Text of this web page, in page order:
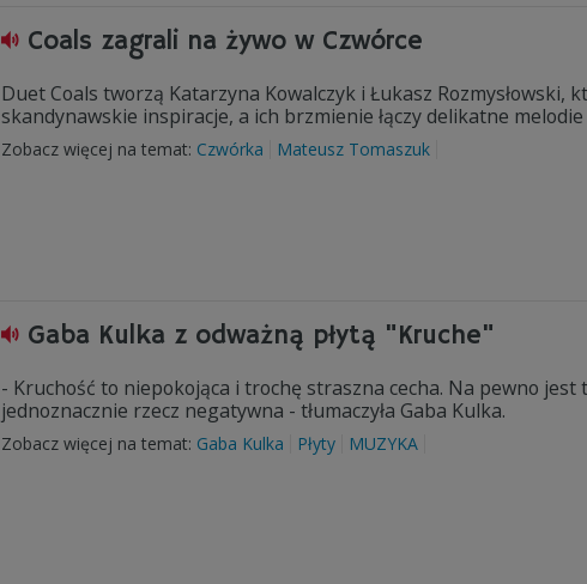
Coals zagrali na żywo w Czwórce
Duet Coals tworzą Katarzyna Kowalczyk i Łukasz Rozmysłowski,
skandynawskie inspiracje, a ich brzmienie łączy delikatne
Zobacz więcej na temat: Czwórka Mateusz Tomaszuk
Gaba Kulka z odważną płytą "Kruche"
- Kruchość to niepokojąca i trochę straszna cecha. Na pewno jest
jednoznacznie rzecz negatywna - tłumaczyła Gaba Kulka.
Zobacz więcej na temat: Gaba Kulka Płyty MUZYKA